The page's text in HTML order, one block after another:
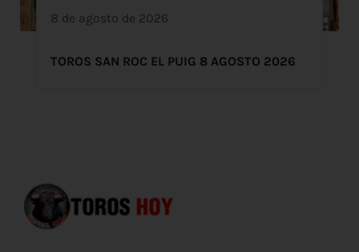
8 de agosto de 2026
TOROS SAN ROC EL PUIG 8 AGOSTO 2026